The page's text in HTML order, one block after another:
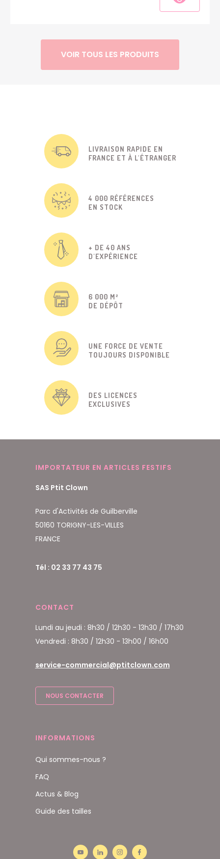
VOIR TOUS LES PRODUITS
LIVRAISON RAPIDE EN
FRANCE ET À L'ÉTRANGER
4 000 RÉFÉRENCES
EN STOCK
+ DE 40 ANS
D'EXPÉRIENCE
6 000 M²
DE DÉPÔT
UNE FORCE DE VENTE
TOUJOURS DISPONIBLE
DES LICENCES
EXCLUSIVES
IMPORTATEUR EN ARTICLES FESTIFS
SAS Ptit Clown
Parc d'Activités de Guilberville
50160 TORIGNY-LES-VILLES
FRANCE
Tél : 02 33 77 43 75
CONTACT
Lundi au jeudi : 8h30 / 12h30 - 13h30 / 17h30
Vendredi : 8h30 / 12h30 - 13h00 / 16h00
service-commercial@ptitclown.com
NOUS CONTACTER
INFORMATIONS
Qui sommes-nous ?
FAQ
Actus & Blog
Guide des tailles